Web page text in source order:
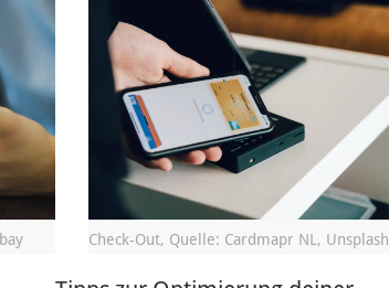
Check-Out, Quelle: Cardmapr NL, Unsplash